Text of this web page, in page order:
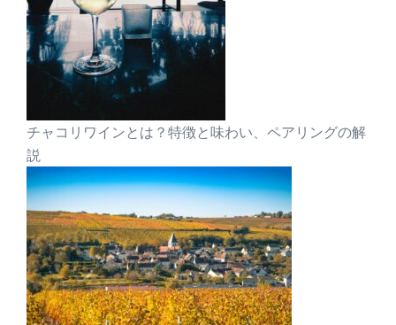
チャコリワインとは？特徴と味わい、ペアリングの解
説